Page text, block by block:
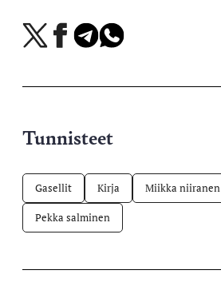
Jaa
X-
Jaa
Facebookissa
Jaa
Telegramissa
Jaa
WhatsAppissa
Tunnisteet
Gasellit Kirja Miikka niiranen
Pekka salminen